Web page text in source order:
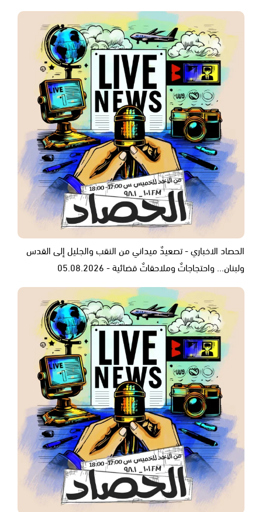
الحصاد الاخباري - تصعيدٌ ميداني من النقب والجليل إلى القدس
ولبنان... واحتجاجاتٌ وملاحقاتٌ قضائية - 05.08.2026